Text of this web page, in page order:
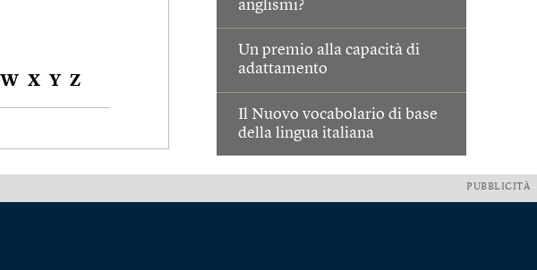
anglismi?
Un premio alla capacità di
adattamento
Il Nuovo vocabolario di base
della lingua italiana
W X Y Z
PUBBLICITÀ